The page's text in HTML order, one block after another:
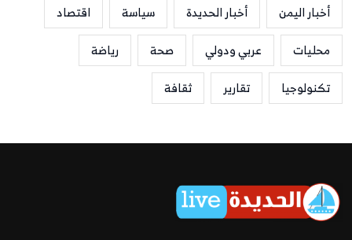
أخبار اليمن أخبار الحديدة سياسة
اقتصاد
محليات
عربي ودولي صحة
رياضة
تكنولوجيا
تقارير ثقافة